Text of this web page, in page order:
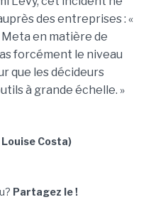
des entreprises : «
en matière de
forcément le niveau
que les décideurs
à grande échelle. »
Costa)
Partagez le !